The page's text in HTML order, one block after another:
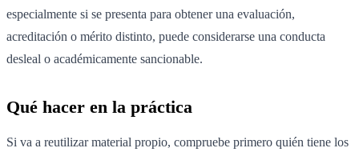
especialmente si se presenta para obtener una evaluación,
acreditación o mérito distinto, puede considerarse una conducta
desleal o académicamente sancionable.
Qué hacer en la práctica
Si va a reutilizar material propio, compruebe primero quién tiene los